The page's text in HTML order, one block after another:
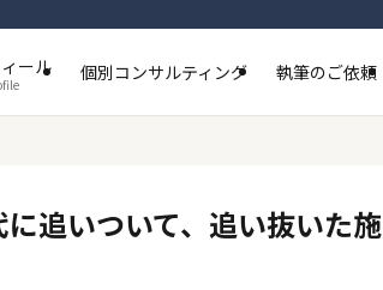
ール 個別コンサルティング 執筆のご依頼
追いついて、追い抜いた施